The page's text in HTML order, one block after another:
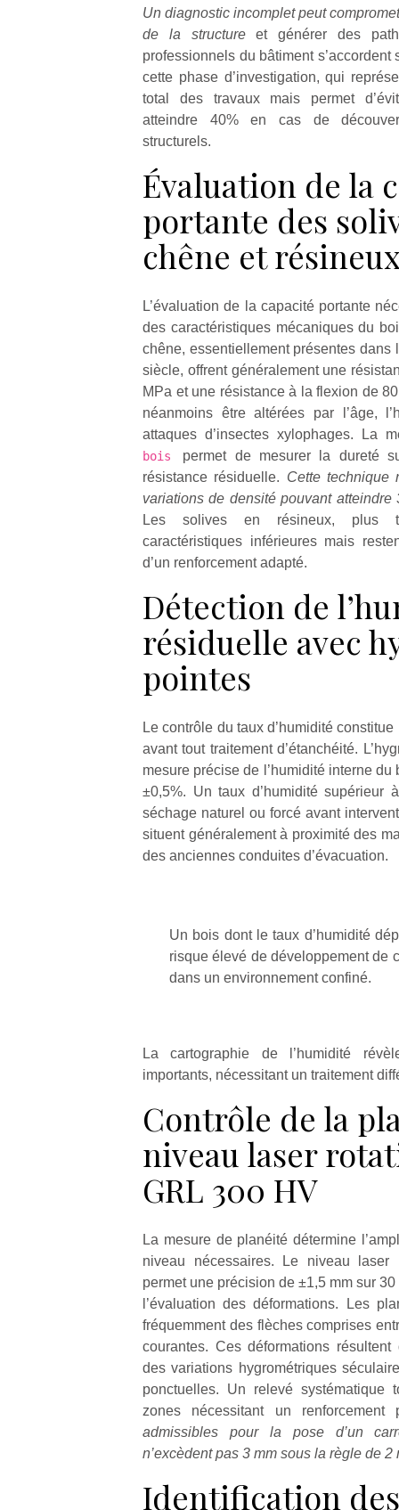
Un diagnostic incomplet peut
de la structureet générer des
professionnels du bâtiment s’accordent
cette phase d’investigation, qui
total des travaux mais permet
atteindre 40% en cas de
structurels.
Évaluation de la
portante des
chêne et
L’évaluation de la capacité portante
des caractéristiques mécaniques du
chêne, essentiellement présentes dans
siècle, offrent généralement une
MPa et une résistance à la flexion de
néanmoins être altérées par l’âge,
attaques d’insectes xylophages. La
bois permet de mesurer la dureté
résistance résiduelle. Cette technique
variations de densité pouvant
Les solives en résineux, plus
caractéristiques inférieures mais
d’un renforcement adapté.
Détection de
résiduelle avec
pointes
Le contrôle du taux d’humidité
avant tout traitement d’étanchéité.
mesure précise de l’humidité interne
±0,5%. Un taux d’humidité supérieur
séchage naturel ou forcé avant
situent généralement à proximité des
des anciennes conduites d’évacuation.
Un bois dont le taux d’humidité
risque élevé de développement de
dans un environnement confiné.
La cartographie de l’humidité
importants, nécessitant un traitement
Contrôle de la
niveau laser
GRL 300 HV
La mesure de planéité détermine
niveau nécessaires. Le niveau
permet une précision de ±1,5 mm sur
l’évaluation des déformations. Les
fréquemment des flèches comprises
courantes. Ces déformations
des variations hygrométriques
ponctuelles. Un relevé
zones nécessitant un renforcement
admissibles pour la pose d’un
n’excèdent pas 3 mm sous la règle de
Identification des
une
nouvelle
trottinette
mécanique
Beeper
Les
occupations
n’est pas
toujours
activité
physique
apprentissage…
trampolines
pour les
grands et
les petits !
Durant les
vacances
estivales
et avec le
l’occasion
rêvée
pour les
des
des
15